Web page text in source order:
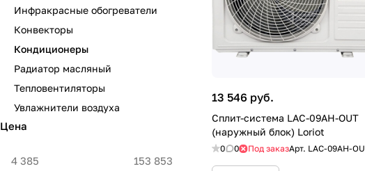
13 546 руб.
Сплит-система LAC-09AH-OUT
(наружный блок) Loriot
0 0 Под заказАрт. LAC-09AH-
Инфракрасные обогреватели
Конвекторы
Кондиционеры
Радиатор масляный
Тепловентиляторы
Увлажнители воздуха
Цена